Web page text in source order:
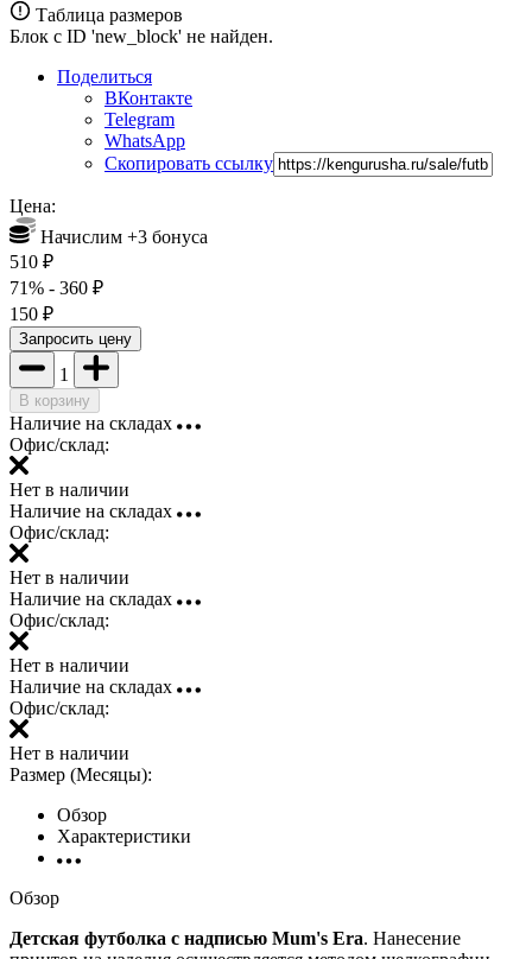
Таблица размеров
Блок с ID 'new_block' не найден.
Поделиться
ВКонтакте
Telegram
WhatsApp
Скопировать ссылку
Цена:
Начислим +3 бонуса
510 ₽
71% - 360 ₽
150 ₽
Запросить цену
1
В корзину
Наличие на складах
Офис/склад:
Нет в наличии
Наличие на складах
Офис/склад:
Нет в наличии
Наличие на складах
Офис/склад:
Нет в наличии
Наличие на складах
Офис/склад:
Нет в наличии
Размер (Месяцы):
Обзор
Характеристики
Обзор
Детская футболка с надписью Mum's Era. Нанесение